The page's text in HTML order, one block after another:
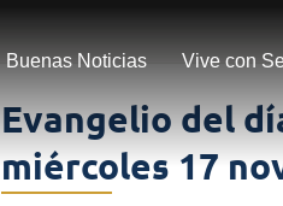
Buenas Noticias Vive con
Evangelio del
miércoles 17